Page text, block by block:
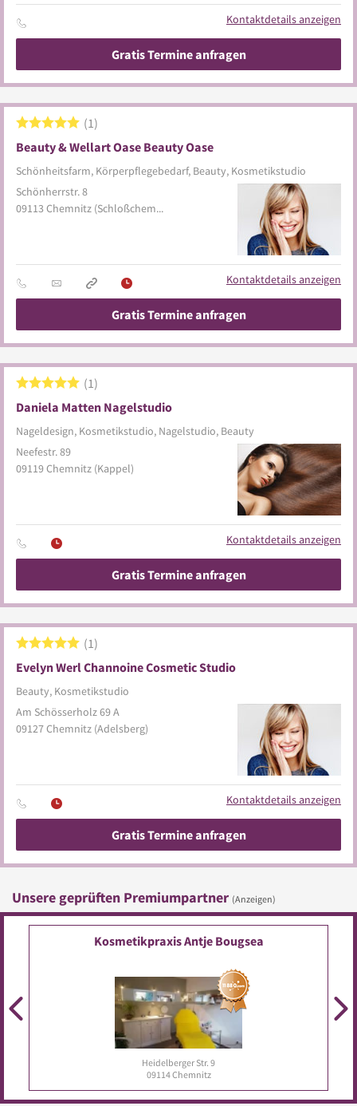
Kontaktdetails anzeigen
Gratis Termine anfragen
Beauty & Wellart Oase Beauty Oase
Schönheitsfarm, Körperpflegebedarf, Beauty, Kosmetikstudio
1
Schönherrstr. 8
09113 Chemnitz (Schloßchemnitz)
Kontaktdetails anzeigen
Gratis Termine anfragen
Daniela Matten Nagelstudio
Nageldesign, Kosmetikstudio, Nagelstudio, Beauty
1
Neefestr. 89
09119Chemnitz (Kappel)
Kontaktdetails anzeigen
Gratis Termine anfragen
Evelyn Werl Channoine Cosmetic Studio
Beauty, Kosmetikstudio
1
Am Schösserholz 69 A
09127Chemnitz (Adelsberg)
Kontaktdetails anzeigen
Gratis Termine anfragen
Unsere geprüften Premiumpartner (Anzeigen)
Kosmetikpraxis Antje Bougsea
Heidelberger Str. 9
09114Chemnitz